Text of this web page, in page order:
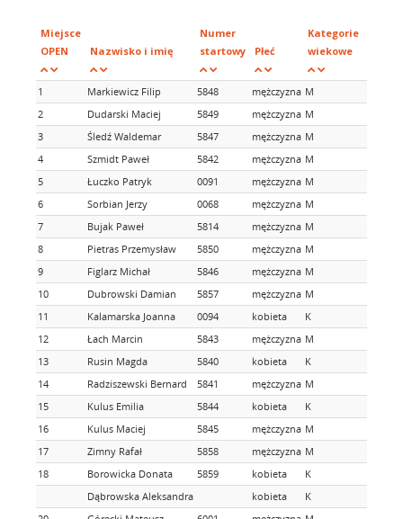
Miejsce
OPEN
Nazwisko i imię
Numer
startowy
Płeć
Kategorie
wiekowe
1 Markiewicz Filip 5848 mężczyzna M
2
Dudarski Maciej 5849 mężczyzna M
3
Śledź Waldemar 5847 mężczyzna M
4
Szmidt Paweł 5842 mężczyzna M
5
Łuczko Patryk 0091 mężczyzna M
6
Sorbian Jerzy 0068 mężczyzna M
7
Bujak Paweł 5814 mężczyzna M
8
Pietras Przemysław 5850 mężczyzna M
9
Figlarz Michał 5846 mężczyzna M
10
Dubrowski Damian 5857 mężczyzna M
11
Kalamarska Joanna 0094 kobieta K
12
Łach Marcin 5843 mężczyzna M
13
Rusin Magda 5840 kobieta K
14
Radziszewski Bernard 5841 mężczyzna M
15
Kulus Emilia 5844 kobieta K
16
Kulus Maciej 5845 mężczyzna M
17
Zimny Rafał 5858 mężczyzna M
18
Borowicka Donata 5859 kobieta K
Dąbrowska Aleksandra
kobieta
K